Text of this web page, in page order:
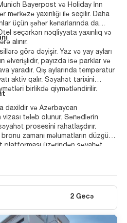
Bayerpost və Holiday Inn
mərkəzə yaxınlığı ilə seçilir. Daha
üçün şəhər kənarlarında da
seçərkən nəqliyyata yaxınlıq və
alınır.
görə dəyişir. Yaz və yay ayları
əlverişlidir, payızda isə parklar və
yaradır. Qış aylarında temperatur
aktiv qalır. Səyahət tarixini
birlikdə qiymətləndirilir.
daxildir və Azərbaycan
vizası tələb olunur. Sənədlərin
prosesini rahatlaşdırır.
zamanı məlumatların düzgün
platforması üzərindən səyahət
2 Gecə